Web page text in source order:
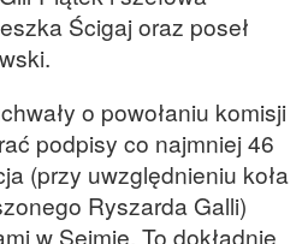
Ścigaj oraz poseł
o powołaniu komisji
podpisy co najmniej 46
(przy uwzględnieniu koła
Ryszarda Galli)
w Sejmie. To dokładnie